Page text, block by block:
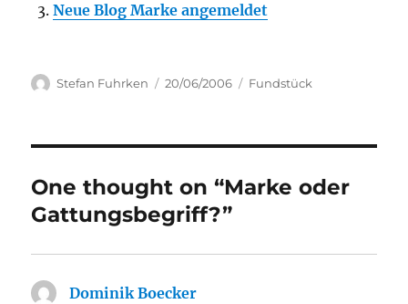
Neue Blog Marke angemeldet
Author
Stefan Fuhrken
Posted
20/06/2006 Categories
Fundstück
One thought on “Marke oder
Gattungsbegriff?”
Dominik Boecker